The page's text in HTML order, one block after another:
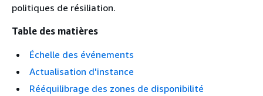
politiques de résiliation.
Table des matières
Échelle des événements
Actualisation d'instance
Rééquilibrage des zones de disponibilité